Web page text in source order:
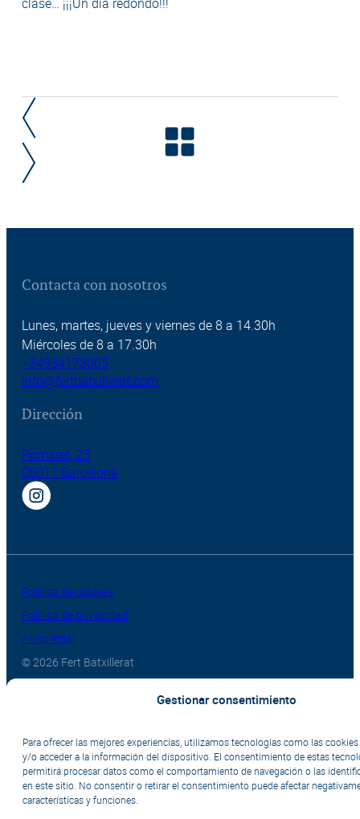
Gestionar consentimiento
Para ofrecer las mejores experiencias, utilizamos tecnologías como las
y/o acceder a la información del dispositivo. El consentimiento de estas
permitirá procesar datos como el comportamiento de navegación o las
en este sitio. No consentir o retirar el consentimiento puede afectar
características y funciones.
Contacta con nosotros
Lunes, martes, jueves y viernes de 8 a 14.30h
Miércoles de 8 a 17.30h
+34934173005
info@fertbatxillerat.com
Dirección
Pomaret, 23
08017 Barcelona
Política de cookies
Política de privacidad
Aviso legal
© 2026 Fert Batxillerat